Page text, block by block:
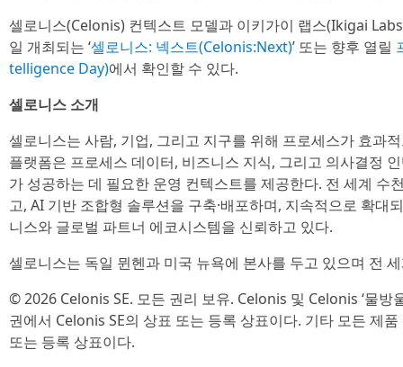
셀로니스(Celonis) 컨텍스트 모델과 이키가이 랩스(Ikigai
일 개최되는 ‘셀로니스: 넥스트(Celonis:Next)’ 또는 향후 열릴
telligence Day)에서 확인할 수 있다.
셀로니스 소개
셀로니스는 사람, 기업, 그리고 지구를 위해 프로세스가 효과
플랫폼은 프로세스 데이터, 비즈니스 지식, 그리고 의사결정
가 성공하는 데 필요한 운영 컨텍스트를 제공한다. 전 세계 수
고, AI 기반 조합형 솔루션을 구축·배포하며, 지속적으로 확대
니스와 글로벌 파트너 에코시스템을 신뢰하고 있다.
셀로니스는 독일 뮌헨과 미국 뉴욕에 본사를 두고 있으며 전
© 2026 Celonis SE. 모든 권리 보유. Celonis 및 Celonis ‘물방
권에서 Celonis SE의 상표 또는 등록 상표이다. 기타 모든 제
또는 등록 상표이다.